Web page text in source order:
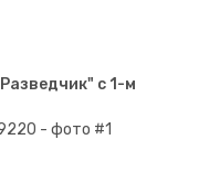
с 1-м